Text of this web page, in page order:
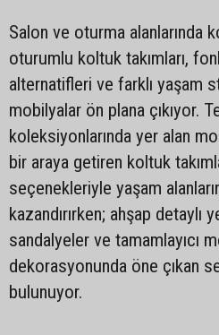
Salon ve oturma alanlarında
oturumlu koltuk takımları,
alternatifleri ve farklı yaşam
mobilyalar ön plana çıkıyor.
koleksiyonlarında yer alan
bir araya getiren koltuk
seçenekleriyle yaşam
kazandırırken; ahşap detaylı
sandalyeler ve tamamlayıcı
dekorasyonunda öne çıkan
bulunuyor.